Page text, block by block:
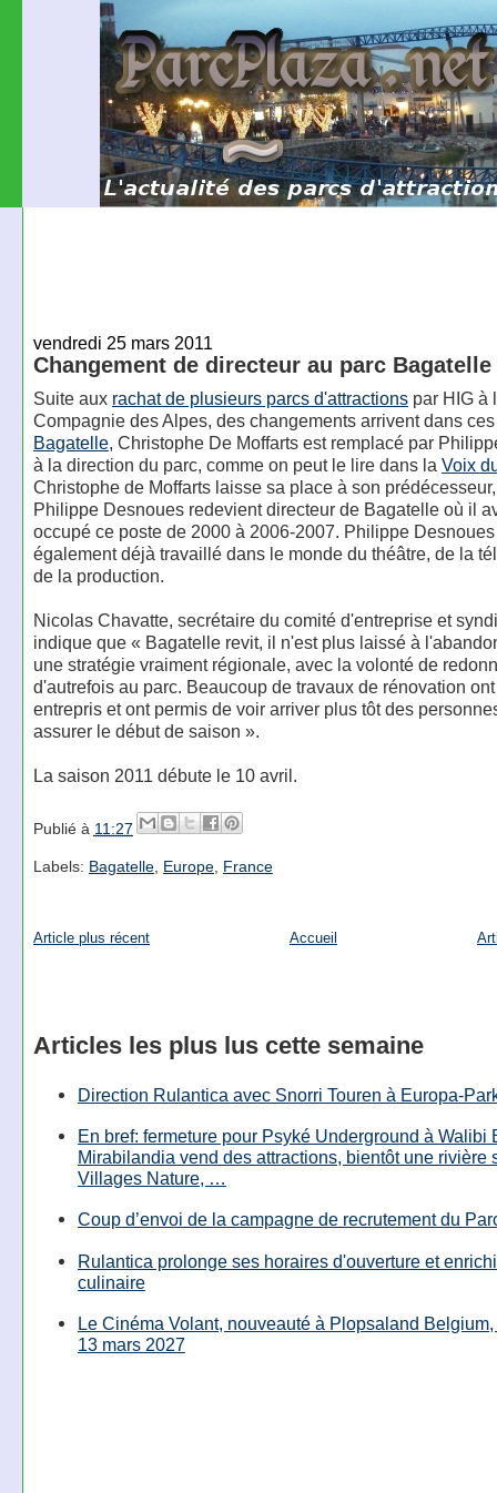
vendredi 25 mars 2011
Changement de directeur au parc Bagatelle
Suite aux rachat de plusieurs parcs d'attractionspar HIG à
Compagnie des Alpes, des changements arrivent dans
Bagatelle, Christophe De Moffarts est remplacé par
à la direction du parc, comme on peut le lire dans la Voix
Christophe de Moffarts laisse sa place à son
Philippe Desnoues redevient directeur de Bagatelle où il
occupé ce poste de 2000 à 2006-2007. Philippe
également déjà travaillé dans le monde du théâtre, de la
de la production.
Nicolas Chavatte, secrétaire du comité d'entreprise et
indique que « Bagatelle revit, il n'est plus laissé à
une stratégie vraiment régionale, avec la volonté de
d'autrefois au parc. Beaucoup de travaux de rénovation
entrepris et ont permis de voir arriver plus tôt des
assurer le début de saison ».
La saison 2011 débute le 10 avril.
Publié à 11:27
Labels: Bagatelle, Europe, France
Article plus récent Accueil
Articles les plus lus cette semaine
Direction Rulantica avec Snorri Touren à Europa-
En bref: fermeture pour Psyké Underground à Walibi
Mirabilandia vend des attractions, bientôt une rivière
Villages Nature, …
Coup d’envoi de la campagne de recrutement du
Rulantica prolonge ses horaires d'ouverture et
culinaire
Le Cinéma Volant, nouveauté à Plopsaland
13 mars 2027